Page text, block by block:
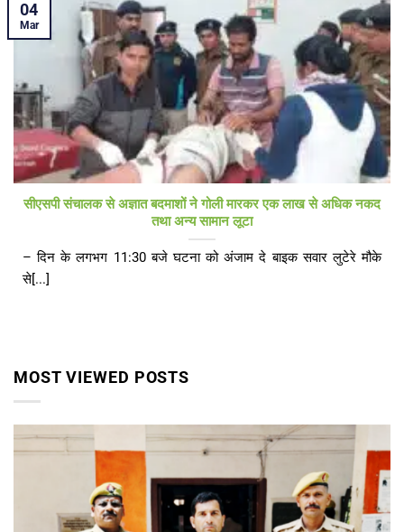
सीएसपी संचालक से अज्ञात बदमाशों ने गोली मारकर एक लाख से अधिक नकद
तथा अन्य सामान लूटा
– दिन के लगभग 11:30 बजे घटना को अंजाम दे बाइक सवार लुटेरे मौके
से[...]
04
Mar
MOST VIEWED POSTS